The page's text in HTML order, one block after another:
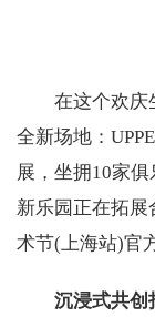
在这个欢庆
全新场地：
展，坐拥10家
新乐园正在拓展
术节(上海站)官
沉浸式共创